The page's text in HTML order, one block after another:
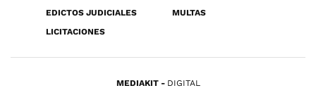
EDICTOS JUDICIALES
MULTAS
LICITACIONES
MEDIAKIT DIGITAL